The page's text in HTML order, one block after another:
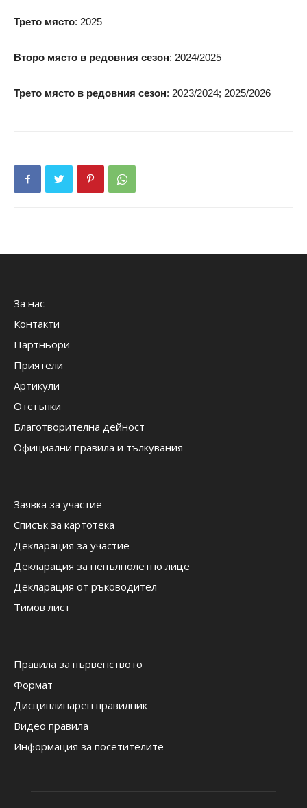
Трето място: 2025
Второ място в редовния сезон: 2024/2025
Трето място в редовния сезон: 2023/2024; 2025/2026
За нас
Контакти
Партньори
Приятели
Артикули
Отстъпки
Благотворителна дейност
Официални правила и тълкувания
Заявка за участие
Списък за картотека
Декларация за участие
Декларация за непълнолетно лице
Декларация от ръководител
Тимов лист
Правила за първенството
Формат
Дисциплинарен правилник
Видео правила
Информация за посетителите